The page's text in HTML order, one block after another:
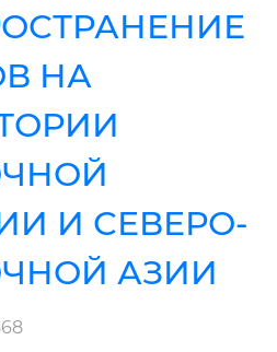
НА
И СЕВЕРО-
АЗИИ